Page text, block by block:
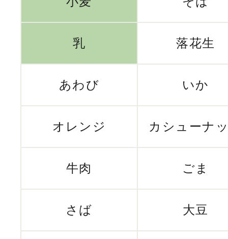
乳 落花生
あわび いか
オレンジ カシューナ
牛肉 ごま
さば 大豆